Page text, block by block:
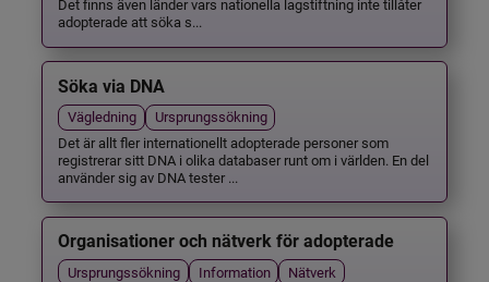
Det finns även länder vars nationella lagstiftning inte tillåter
adopterade att söka s...
Söka via DNA
Vägledning
Ursprungssökning
Det är allt fler internationellt adopterade personer som
registrerar sitt DNA i olika databaser runt om i världen. En del
använder sig av DNA tester ...
Organisationer och nätverk för adopterade
Ursprungssökning Information
Nätverk